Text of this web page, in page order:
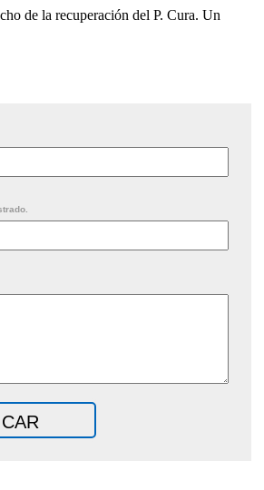
de la recuperación del P. Cura. Un